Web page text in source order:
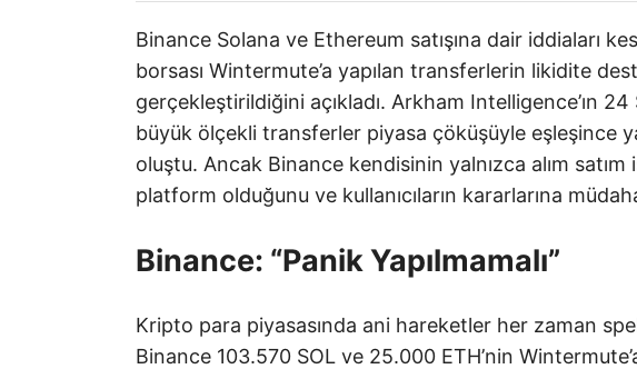
Binance Solana ve Ethereum satışına dair iddiaları
borsası Wintermute’a yapılan transferlerin likidite
gerçekleştirildiğini açıkladı. Arkham Intelligence’ın
büyük ölçekli transferler piyasa çöküşüyle eşleşince
oluştu. Ancak Binance kendisinin yalnızca alım
platform olduğunu ve kullanıcıların kararlarına
Binance: “Panik Yapılmamalı”
Kripto para piyasasında ani hareketler her zaman
Binance 103.570 SOL ve 25.000 ETH’nin